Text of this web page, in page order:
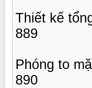
Thiết kế
889
Phóng to
890